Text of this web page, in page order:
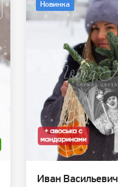
Новинка
Иван Васильевич